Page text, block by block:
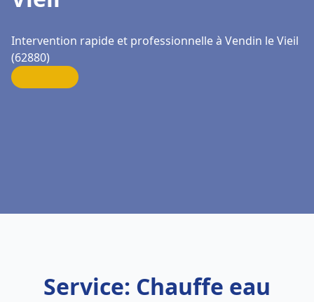
Intervention rapide et professionnelle à Vendin le Vieil
(62880)
Service: Chauffe eau